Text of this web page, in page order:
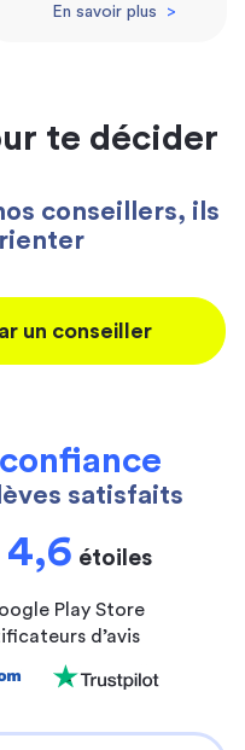
En savoir plus >
te décider
conseillers, ils
un conseiller
confiance
satisfaits
4,6 étoiles
Play Store
d’avis